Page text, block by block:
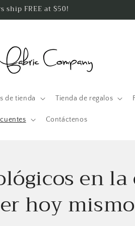
ship FREE at $50!
de tienda Tienda de regalos
Contáctenos
en
hoy